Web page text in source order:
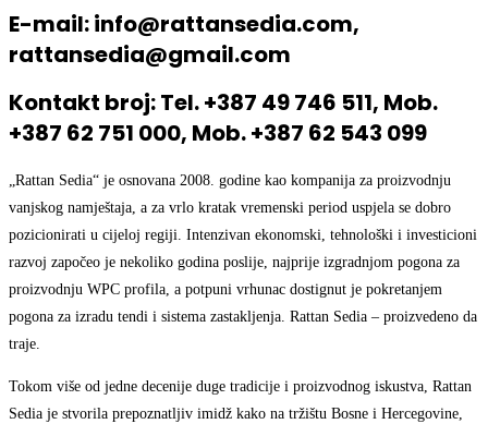
E-mail: info@rattansedia.com,
rattansedia@gmail.com
Kontakt broj: Tel. +387 49 746 511, Mob.
+387 62 751 000, Mob. +387 62 543 099
„Rattan Sedia“ je osnovana 2008. godine kao kompanija za proizvodnju
vanjskog namještaja, a za vrlo kratak vremenski period uspjela se dobro
pozicionirati u cijeloj regiji. Intenzivan ekonomski, tehnološki i investicioni
razvoj započeo je nekoliko godina poslije, najprije izgradnjom pogona za
proizvodnju WPC profila, a potpuni vrhunac dostignut je pokretanjem
pogona za izradu tendi i sistema zastakljenja. Rattan Sedia – proizvedeno da
traje.
Tokom više od jedne decenije duge tradicije i proizvodnog iskustva, Rattan
Sedia je stvorila prepoznatljiv imidž kako na tržištu Bosne i Hercegovine,